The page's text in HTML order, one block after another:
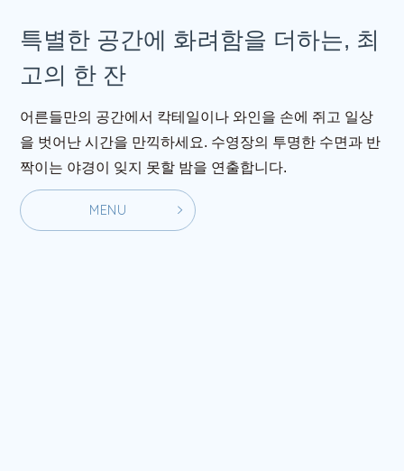
특별한 공간에 화려함을 더하는, 최
고의 한 잔
어른들만의 공간에서 칵테일이나 와인을 손에 쥐고 일상
을 벗어난 시간을 만끽하세요. 수영장의 투명한 수면과 반
짝이는 야경이 잊지 못할 밤을 연출합니다.
M ENU